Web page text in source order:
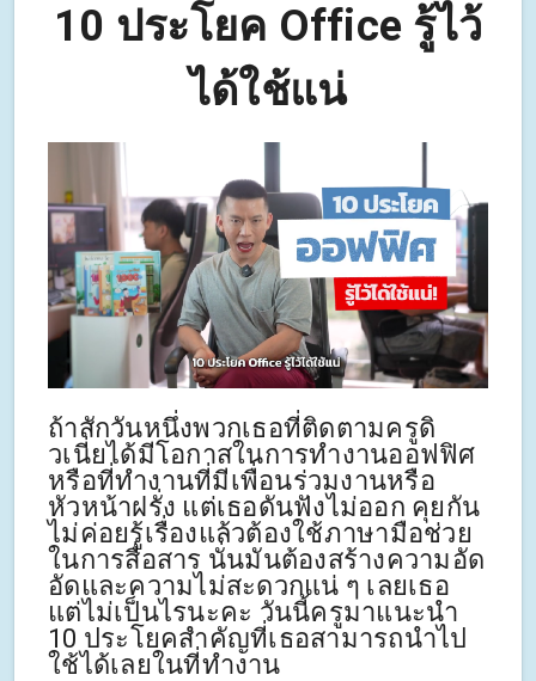
10 ประโยค Office รู้ไว้
ได้ใช้แน่
ถ้าสักวันหนึ่งพวกเธอที่ติดตามครูดิ
วเนี่ยได้มีโอกาสในการทำงานออฟฟิศ
หรือที่ทำงานที่มีเพื่อนร่วมงานหรือ
หัวหน้าฝรั่ง แต่เธอดันฟังไม่ออก คุยกัน
ไม่ค่อยรู้เรื่องแล้วต้องใช้ภาษามือช่วย
ในการสื่อสาร นั่นมันต้องสร้างความอัด
อัดและความไม่สะดวกแน่ ๆ เลยเธอ
แต่ไม่เป็นไรนะคะ วันนี้ครูมาแนะนำ
10 ประโยคสำคัญที่เธอสามารถนำไป
ใช้ได้เลยในที่ทำงาน